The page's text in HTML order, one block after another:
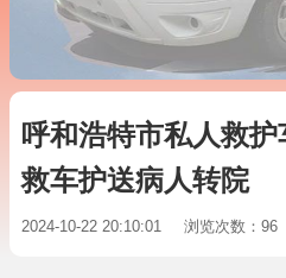
呼和浩特市私人救
救车护送病人转院
2024-10-22 20:10:01 浏览次数：96